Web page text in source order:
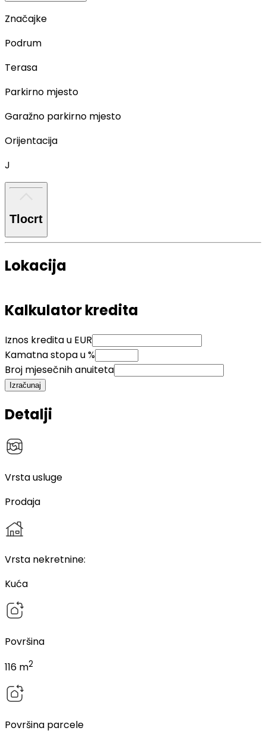
Značajke
Podrum
Terasa
Parkirno mjesto
Garažno parkirno mjesto
Orijentacija
J
Tlocrt
Lokacija
Kalkulator kredita
Iznos kredita u EUR
Kamatna stopa u %
Broj mjesečnih anuiteta
Izračunaj
Detalji
Vrsta usluge
Prodaja
Vrsta nekretnine:
Kuća
Površina
116 m2
Površina parcele